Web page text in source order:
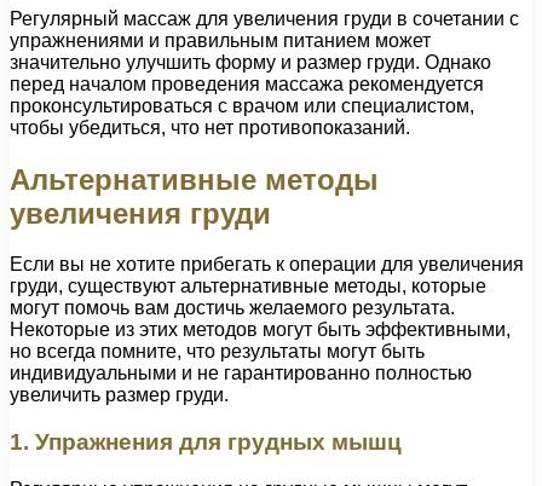
Регулярный массаж для увеличения груди в сочетании с
упражнениями и правильным питанием может
значительно улучшить форму и размер груди. Однако
перед началом проведения массажа рекомендуется
проконсультироваться с врачом или специалистом,
чтобы убедиться, что нет противопоказаний.
Альтернативные методы
увеличения груди
Если вы не хотите прибегать к операции для увеличения
груди, существуют альтернативные методы, которые
могут помочь вам достичь желаемого результата.
Некоторые из этих методов могут быть эффективными,
но всегда помните, что результаты могут быть
индивидуальными и не гарантированно полностью
увеличить размер груди.
1. Упражнения для грудных мышц